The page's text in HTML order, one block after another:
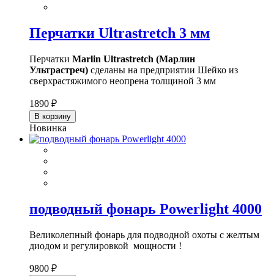
Перчатки Ultrastretch 3 мм
Перчатки Marlin Ultrastretch (Марлин
Ультрастреч) сделаны на предприятии Шейко из
сверхрастяжимого неопрена толщиной 3 мм
1890 ₽
В корзину
Новинка
подводный фонарь Powerlight 4000
Великолепный фонарь для подводной охоты с желтым
диодом и регулировкой мощности !
9800 ₽